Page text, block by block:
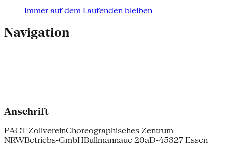
Immer auf dem Laufenden bleiben
Navigation
Anschrift
PACT ZollvereinChoreographisches Zentrum
NRWBetriebs-GmbHBullmannaue 20aD-45327 Essen